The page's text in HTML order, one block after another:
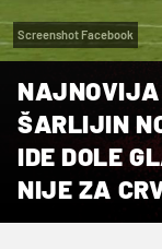
Screenshot Facebook
NAJNOVIJA
ŠARLIJIN
IDE DOLE
NIJE ZA